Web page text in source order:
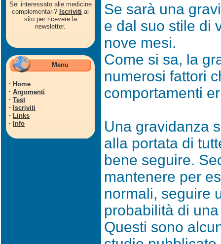
Sei interessato alle medicine
complementari? Iscriviti al
sito per ricevere la
newsletter.
Menu
· Home
· Argomenti
· Test
· Iscriviti
· Links
· Info
Se sarà una
e dal suo stile di
nove mesi.
Come si sa, la
numerosi fattori
comportamenti
Una gravidanza
alla portata di
bene seguire.
mantenere per
normali, seguire
probabilità di
Questi sono